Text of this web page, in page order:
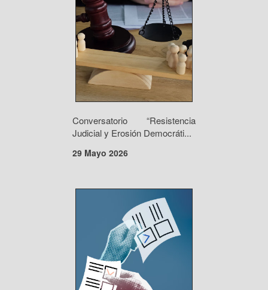
Conversatorio “Resistencia
Judicial y Erosión Democráti...
29 Mayo 2026